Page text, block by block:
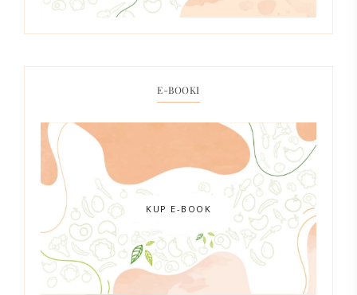
E-BOOKI
KUP E-BOOK